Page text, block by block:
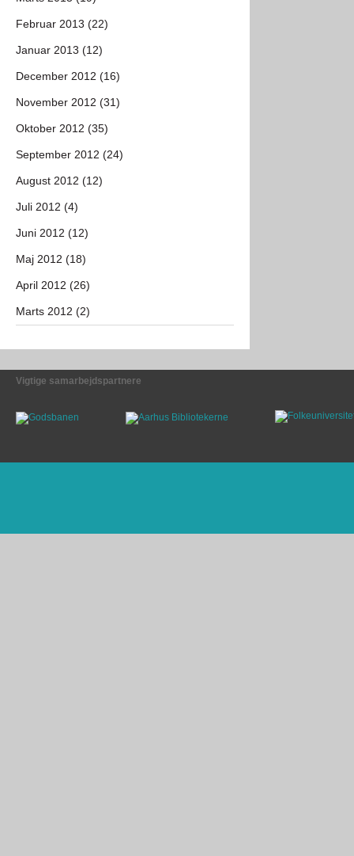
Februar 2013 (22)
Januar 2013 (12)
December 2012 (16)
November 2012 (31)
Oktober 2012 (35)
September 2012 (24)
August 2012 (12)
Juli 2012 (4)
Juni 2012 (12)
Maj 2012 (18)
April 2012 (26)
Marts 2012 (2)
Vigtige samarbejdspartnere